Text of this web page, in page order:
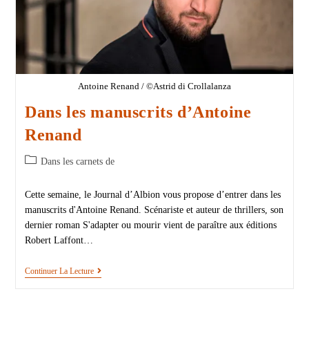
Antoine Renand / ©Astrid di Crollalanza
Dans les manuscrits d’Antoine
Renand
Dans les carnets de
Cette semaine, le Journal d’Albion vous propose d’entrer dans les
manuscrits d'Antoine Renand. Scénariste et auteur de thrillers, son
dernier roman S'adapter ou mourir vient de paraître aux éditions
Robert Laffont…
Continuer La Lecture